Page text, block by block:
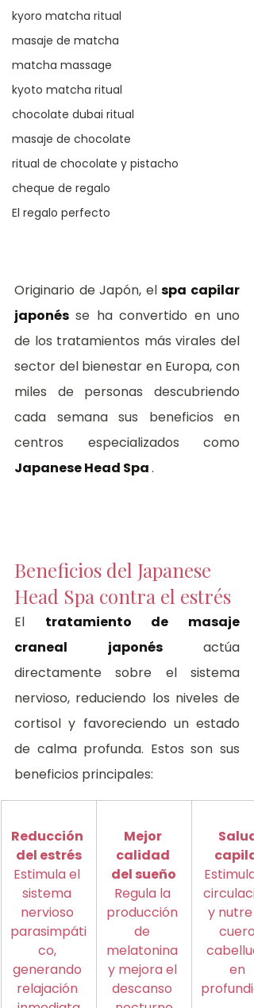
kyoro matcha ritual
masaje de matcha
matcha massage
kyoto matcha ritual
chocolate dubai ritual
masaje de chocolate
ritual de chocolate y pistacho
cheque de regalo
El regalo perfecto
Originario de Japón, el spa capilar
japonés se ha convertido en uno
de los tratamientos más virales del
sector del bienestar en Europa, con
miles de personas descubriendo
cada semana sus beneficios en
Japanese Head Spa .
Beneficios del Japanese
Head Spa contra el estrés
El tratamiento de masaje
craneal japonés actúa
directamente sobre el sistema
nervioso, reduciendo los niveles de
cortisol y favoreciendo un estado
de calma profunda. Estos son sus
beneficios principales:
Reducción
del estrés
Estimula el
sistema
nervioso
parasimpáti
co,
generando
relajación
Mejor
calidad
del sueño
Regula la
producción
de
melatonina
y mejora el
descanso
Salud
capilar
y nutre
cuero
en